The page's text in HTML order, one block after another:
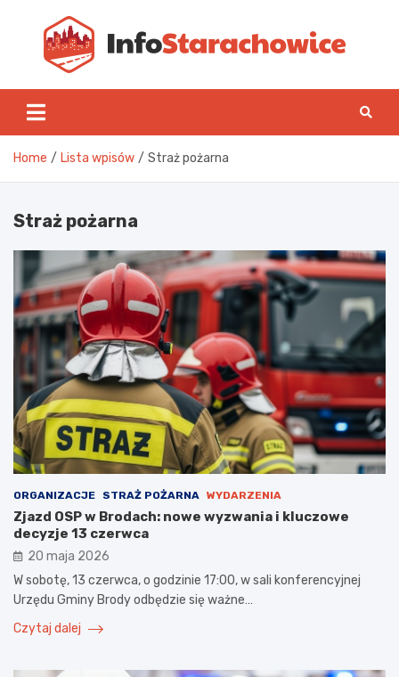
content
Home Lista wpisów Straż pożarna
Straż pożarna
ORGANIZACJE STRAŻ POŻARNA WYDARZENIA
Zjazd OSP w Brodach: nowe wyzwania i kluczowe
decyzje 13 czerwca
20 maja 2026
W sobotę, 13 czerwca, o godzinie 17:00, w sali konferencyjnej
Urzędu Gminy Brody odbędzie się ważne…
Czytaj dalej